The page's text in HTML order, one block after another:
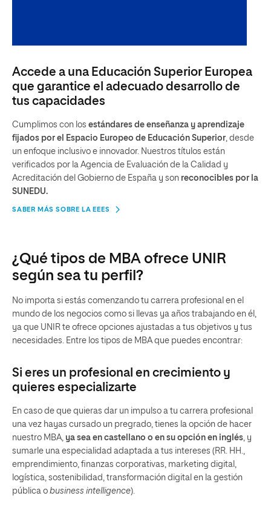
Accede a una Educación Superior Europea
que garantice el adecuado desarrollo de
tus capacidades
Cumplimos con los estándares de enseñanza y aprendizaje
fijados por el Espacio Europeo de Educación Superior, desde
un enfoque inclusivo e innovador. Nuestros títulos están
verificados por la Agencia de Evaluación de la Calidad y
Acreditación del Gobierno de España y son reconocibles por la
SUNEDU.
SABER MÁS SOBRE LA EEES
¿Qué tipos de MBA ofrece UNIR
según sea tu perfil?
No importa si estás comenzando tu carrera profesional en el
mundo de los negocios como si llevas ya años trabajando en él,
ya que UNIR te ofrece opciones ajustadas a tus objetivos y tus
necesidades. Entre los tipos de MBA que puedes encontrar:
Si eres un profesional en crecimiento y
quieres especializarte
En caso de que quieras dar un impulso a tu carrera profesional
una vez hayas cursado un pregrado, tienes la opción de hacer
nuestro MBA, ya sea en castellano o en su opción en inglés, y
sumarle una especialidad adaptada a tus intereses (RR. HH.,
emprendimiento, finanzas corporativas, marketing digital,
logística, sostenibilidad, transformación digital en la gestión
pública o business intelligence).